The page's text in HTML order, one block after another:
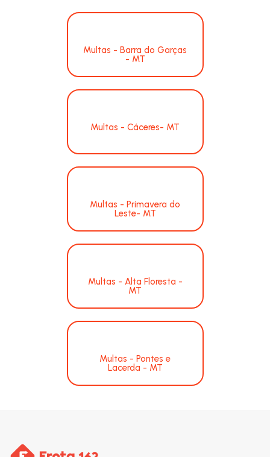
Multas - Barra do Garças
- MT
Multas - Cáceres- MT
Multas - Primavera do
Leste- MT
Multas - Alta Floresta -
MT
Multas - Pontes e
Lacerda - MT